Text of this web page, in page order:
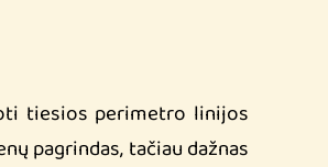
tiesios perimetro linijos
pagrindas, tačiau dažnas